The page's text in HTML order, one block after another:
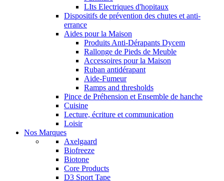
LIts Electriques d'hopitaux
Dispositifs de prévention des chutes et anti-
errance
Aides pour la Maison
Produits Anti-Dérapants Dycem
Rallonge de Pieds de Meuble
Accessoires pour la Maison
Ruban antidérapant
Aide-Fumeur
Ramps and thresholds
Pince de Préhension et Ensemble de hanche
Cuisine
Lecture, écriture et communication
Loisir
Nos Marques
Axelgaard
Biofreeze
Biotone
Core Products
D3 Sport Tape